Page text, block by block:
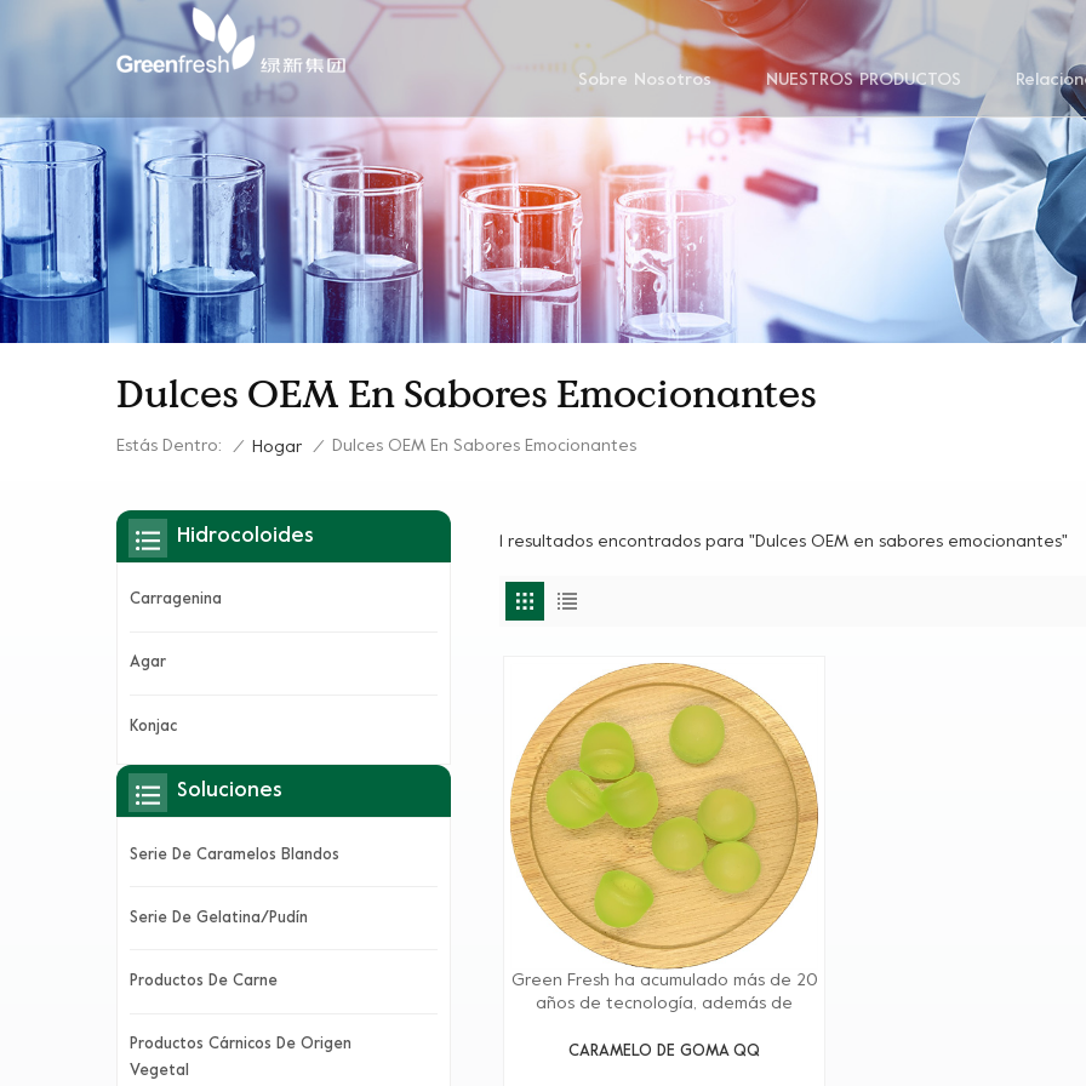
Sobre Nosotros NUESTROS PRODUCTOS
Dulces OEM En Sabores Emocionantes
Estás Dentro: / Hogar / Dulces OEM En Sabores Emocionantes
1 resultados encontrados para "Dulces OEM en sabores emocionantes"
Green Fresh ha acumulado más de 20
años de tecnología, además de
calidad, Greenfresh Group también
CARAMELO DE GOMA QQ
Hidrocoloides
Carragenina
Agar
Konjac
Soluciones
Serie De Caramelos Blandos
Serie De Gelatina/pudín
Productos De Carne
Productos Cárnicos De Origen
Vegetal